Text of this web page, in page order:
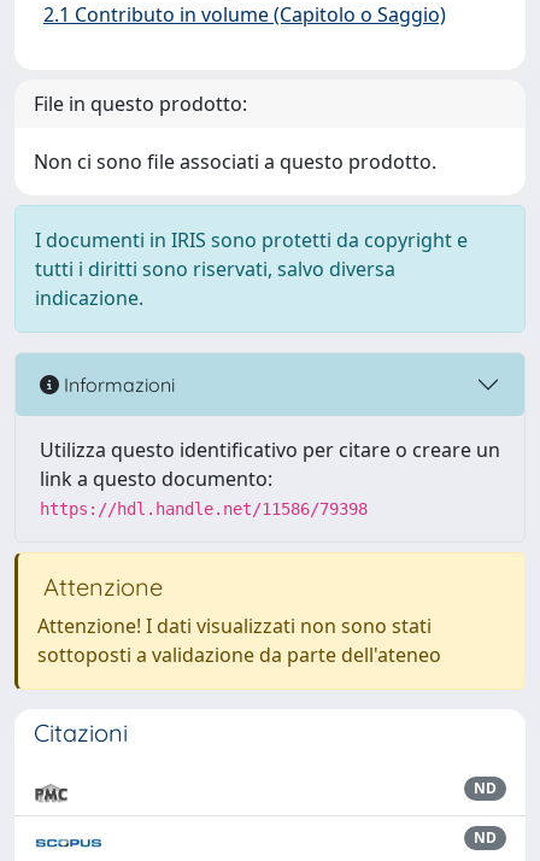
2.1 Contributo in volume (Capitolo o Saggio)
File in questo prodotto:
Non ci sono file associati a questo prodotto.
I documenti in IRIS sono protetti da copyright e
tutti i diritti sono riservati, salvo diversa
indicazione.
Informazioni
Utilizza questo identificativo per citare o creare un
link a questo documento:
https://hdl.handle.net/11586/79398
Attenzione
Attenzione! I dati visualizzati non sono stati
sottoposti a validazione da parte dell'ateneo
Citazioni
ND
ND